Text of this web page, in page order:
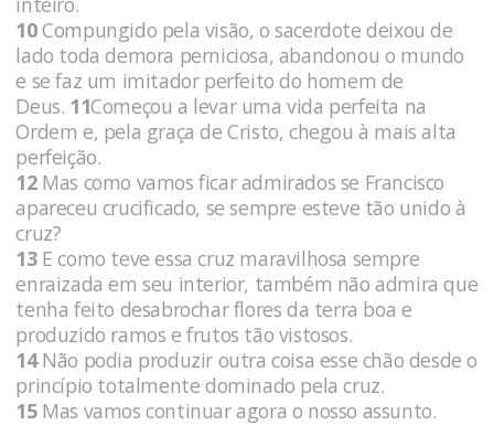
10Compungido pela visão, o sacerdote deixou de
lado toda demora perniciosa, abandonou o mundo
e se faz um imitador perfeito do homem de
Deus. 11Começou a levar uma vida perfeita na
Ordem e, pela graça de Cristo, chegou à mais alta
perfeição.
12Mas como vamos ficar admirados se Francisco
apareceu crucificado, se sempre esteve tão unido à
cruz?
13E como teve essa cruz maravilhosa sempre
enraizada em seu interior, também não admira que
tenha feito desabrochar flores da terra boa e
produzido ramos e frutos tão vistosos.
14Não podia produzir outra coisa esse chão desde o
princípio totalmente dominado pela cruz.
15Mas vamos continuar agora o nosso assunto.